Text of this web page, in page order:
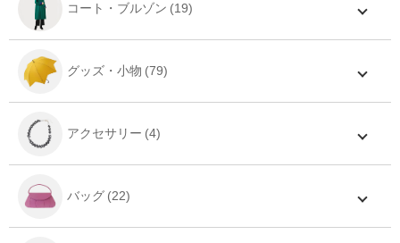
コート・ブルゾン
グッズ・小物
アクセサリー
バッグ